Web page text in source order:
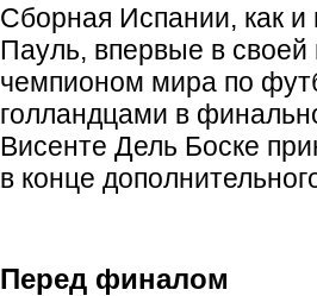
Сборная Испании, как и
Пауль, впервые в своей
чемпионом мира по
голландцами в
Висенте Дель Боске
в конце
Перед финалом